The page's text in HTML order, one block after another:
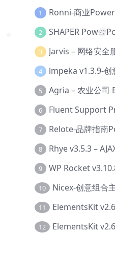
❅
1
2
3
4
5
6
7
8
9
10
11
12